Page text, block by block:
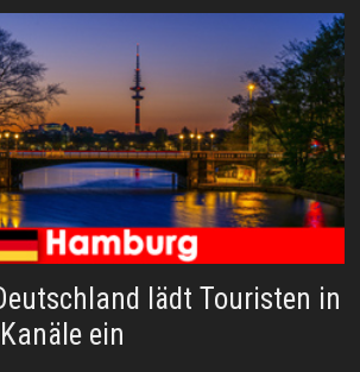
lädt Touristen in
ein